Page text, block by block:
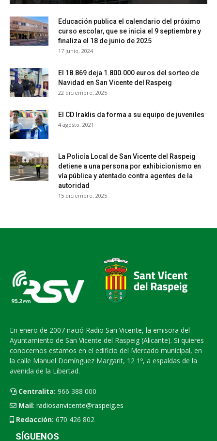
Educación publica el calendario del próximo
curso escolar, que se inicia el 9 septiembre y
finaliza el 18 de junio de 2025
17 junio, 2024
El 18.869 deja 1.800.000 euros del sorteo de
Navidad en San Vicente del Raspeig
22 diciembre, 2025
El CD Iraklis da forma a su equipo de juveniles
4 agosto, 2021
La Policía Local de San Vicente del Raspeig
detiene a una persona por exhibicionismo en
vía pública y atentado contra agentes de la
autoridad
15 diciembre, 2025
En enero de 2007 nació Radio San Vicente, la emisora del
Ayuntamiento de San Vicente del Raspeig (Alicante). Si quieres
conocernos estamos en el edificio del Mercado municipal, en
la calle Manuel Domínguez Margarit, 12 1º, a espaldas de la
avenida de la Libertad.
Centralita: 966 388 000
Mail: radiosanvicente@raspeig.es
Redacción: 670 426 802
SÍGUENOS